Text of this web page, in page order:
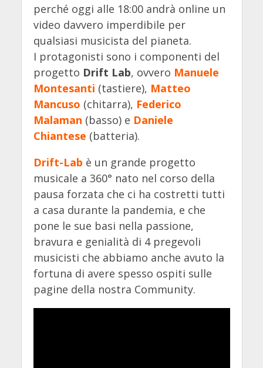
perché oggi alle 18:00 andrà online un
video davvero imperdibile per
qualsiasi musicista del pianeta.
I protagonisti sono i componenti del
progetto Drift Lab, ovvero Manuele
Montesanti (tastiere), Matteo
Mancuso (chitarra), Federico
Malaman (basso) e Daniele
Chiantese (batteria).
Drift-Lab è un grande progetto
musicale a 360° nato nel corso della
pausa forzata che ci ha costretti tutti
a casa durante la pandemia, e che
pone le sue basi nella passione,
bravura e genialità di 4 pregevoli
musicisti che abbiamo anche avuto la
fortuna di avere spesso ospiti sulle
pagine della nostra Community.